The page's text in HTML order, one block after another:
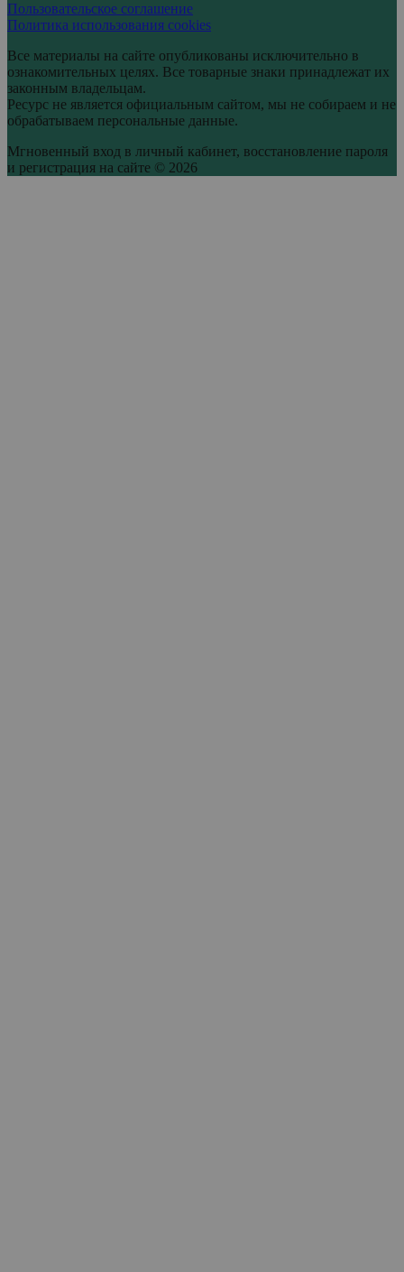
Пользовательское соглашение
Политика использования cookies
Все материалы на сайте опубликованы исключительно в
ознакомительных целях. Все товарные знаки принадлежат их
законным владельцам.
Ресурс не является официальным сайтом, мы не собираем и не
обрабатываем персональные данные.
Мгновенный вход в личный кабинет, восстановление пароля
и регистрация на сайте © 2026